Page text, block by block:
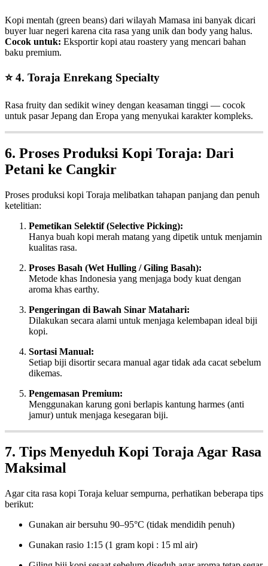
Kopi mentah (green beans) dari wilayah Mamasa ini banyak dicari
buyer luar negeri karena cita rasa yang unik dan body yang halus.
Cocok untuk: Eksportir kopi atau roastery yang mencari bahan
baku premium.
⭐4. Toraja Enrekang Specialty
Rasa fruity dan sedikit winey dengan keasaman tinggi — cocok
untuk pasar Jepang dan Eropa yang menyukai karakter kompleks.
6. Proses Produksi Kopi Toraja: Dari
Petani ke Cangkir
Proses produksi kopi Toraja melibatkan tahapan panjang dan penuh
ketelitian:
Pemetikan Selektif (Selective Picking):
Hanya buah kopi merah matang yang dipetik untuk menjamin
kualitas rasa.
Proses Basah (Wet Hulling / Giling Basah):
Metode khas Indonesia yang menjaga body kuat dengan
aroma khas earthy.
Pengeringan di Bawah Sinar Matahari:
Dilakukan secara alami untuk menjaga kelembapan ideal biji
kopi.
Sortasi Manual:
Setiap biji disortir secara manual agar tidak ada cacat sebelum
dikemas.
Pengemasan Premium:
Menggunakan karung goni berlapis kantung harmes (anti
jamur) untuk menjaga kesegaran biji.
7. Tips Menyeduh Kopi Toraja Agar Rasa
Maksimal
Agar cita rasa kopi Toraja keluar sempurna, perhatikan beberapa tips
berikut:
Gunakan air bersuhu 90–95°C (tidak mendidih penuh)
Gunakan rasio 1:15 (1 gram kopi : 15 ml air)